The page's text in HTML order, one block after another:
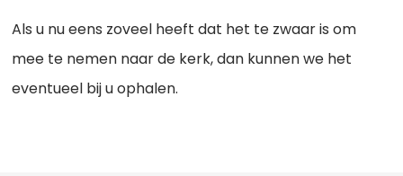
Als u nu eens zoveel heeft dat het te zwaar is om
mee te nemen naar de kerk, dan kunnen we het
eventueel bij u ophalen.